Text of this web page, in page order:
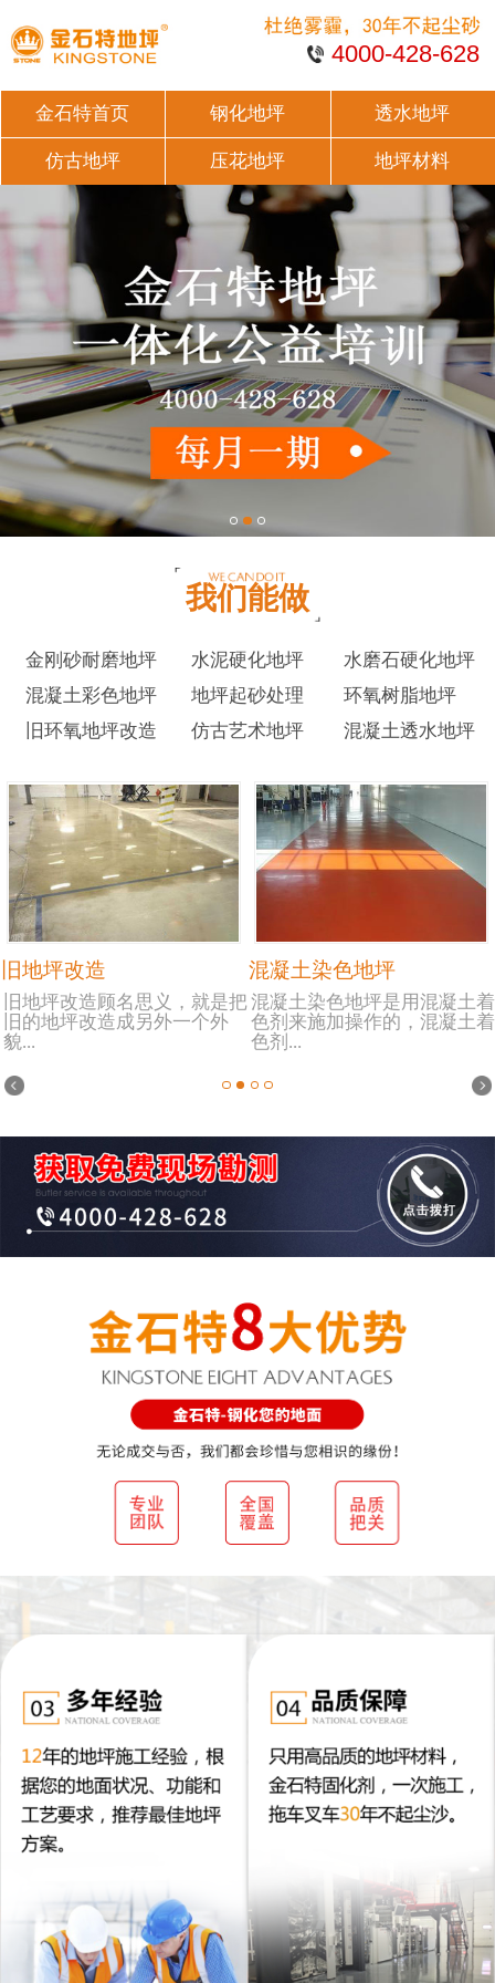
4000-428-628
金石特首页 钢化地坪 透水地坪
仿古地坪 压花地坪 地坪材料
我们能做
金刚砂耐磨地坪 水泥硬化地坪
水磨石硬化地坪
混凝土彩色地坪
地坪起砂处理
环氧树脂地坪
旧环氧地坪改造
仿古艺术地坪 混凝土透水地坪
旧地坪改造
旧地坪改造顾名思义，就是把
旧的地坪改造成另外一个外
貌...
混凝土染色地坪
混凝土染色地坪是用混凝土着
色剂来施加操作的，混凝土着
色剂...